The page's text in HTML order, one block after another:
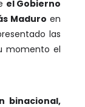
el Gobierno
Maduro en
las
momento el
binacional,